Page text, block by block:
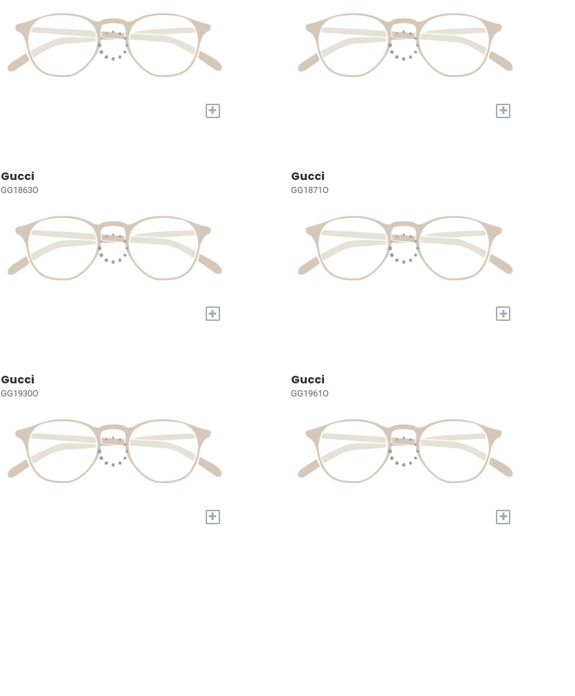
+ +
Gucci
GG1863O
+
Gucci
GG1871O
+
Gucci
GG1930O
+
Gucci
GG1961O
+